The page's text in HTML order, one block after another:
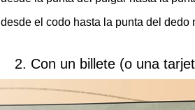
desde el codo hasta la punta del dedo
2. Con un billete (o una